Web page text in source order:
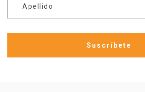
Apellido